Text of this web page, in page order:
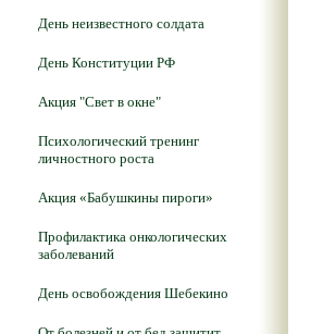
День неизвестного солдата
День Конституции РФ
Акция "Свет в окне"
Психологический тренинг
личностного роста
Акция «Бабушкины пироги»
Профилактика онкологических
заболеваний
День освобождения Шебекино